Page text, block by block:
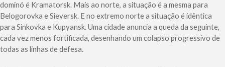
dominó é Kramatorsk. Mais ao norte, a situação é a mesma para
Belogorovka e Sieversk. E no extremo norte a situação é idêntica
para Sinkovka e Kupyansk. Uma cidade anuncia a queda da seguinte,
cada vez menos fortificada, desenhando um colapso progressivo de
todas as linhas de defesa.